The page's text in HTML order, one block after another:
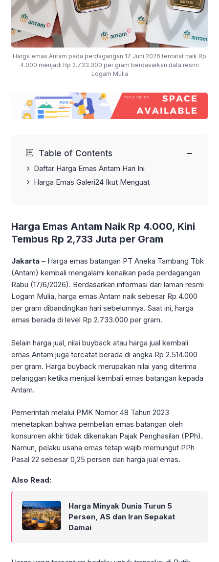
Harga emas Antam pada perdagangan 17 Juni 2026 tercatat naik Rp
4.000 menjadi Rp 2.733.000 per gram berdasarkan data resmi
Logam Mulia
Table of Contents −
Daftar Harga Emas Antam Hari Ini
Harga Emas Galeri24 Ikut Menguat
Harga Emas Antam Naik Rp 4.000, Kini
Tembus Rp 2,733 Juta per Gram
Jakarta – Harga emas batangan PT Aneka Tambang Tbk
(Antam) kembali mengalami kenaikan pada perdagangan
Rabu (17/6/2026). Berdasarkan informasi dari laman resmi
Logam Mulia, harga emas Antam naik sebesar Rp 4.000
per gram dibandingkan hari sebelumnya. Saat ini, harga
emas berada di level Rp 2.733.000 per gram.
Selain harga jual, nilai buyback atau harga jual kembali
emas Antam juga tercatat berada di angka Rp 2.514.000
per gram. Harga buyback merupakan nilai yang diterima
pelanggan ketika menjual kembali emas batangan kepada
Antam.
Pemerintah melalui PMK Nomor 48 Tahun 2023
menetapkan bahwa pembelian emas batangan oleh
konsumen akhir tidak dikenakan Pajak Penghasilan (PPh).
Namun, pelaku usaha emas tetap wajib memungut PPh
Pasal 22 sebesar 0,25 persen dari harga jual emas.
Also Read:
Harga Minyak Dunia Turun 5
Persen, AS dan Iran Sepakat
Damai